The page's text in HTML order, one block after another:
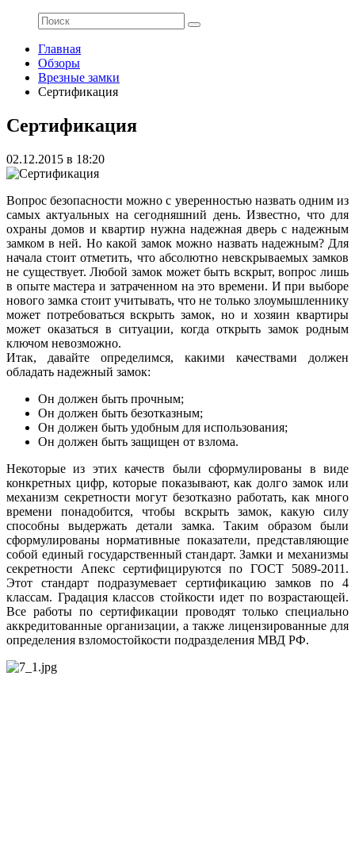
Главная
Обзоры
Врезные замки
Сертификация
Сертификация
02.12.2015 в 18:20
Вопрос безопасности можно с уверенностью назвать одним из
самых актуальных на сегодняшний день. Известно, что для
охраны домов и квартир нужна надежная дверь с надежным
замком в ней. Но какой замок можно назвать надежным? Для
начала стоит отметить, что абсолютно невскрываемых замков
не существует. Любой замок может быть вскрыт, вопрос лишь
в опыте мастера и затраченном на это времени. И при выборе
нового замка стоит учитывать, что не только злоумышленнику
может потребоваться вскрыть замок, но и хозяин квартиры
может оказаться в ситуации, когда открыть замок родным
ключом невозможно.
Итак, давайте определимся, какими качествами должен
обладать надежный замок:
Он должен быть прочным;
Он должен быть безотказным;
Он должен быть удобным для использования;
Он должен быть защищен от взлома.
Некоторые из этих качеств были сформулированы в виде
конкретных цифр, которые показывают, как долго замок или
механизм секретности могут безотказно работать, как много
времени понадобится, чтобы вскрыть замок, какую силу
способны выдержать детали замка. Таким образом были
сформулированы нормативные показатели, представляющие
собой единый государственный стандарт. Замки и механизмы
секретности Апекс сертифицируются по ГОСТ 5089-2011.
Этот стандарт подразумевает сертификацию замков по 4
классам. Градация классов стойкости идет по возрастающей.
Все работы по сертификации проводят только специально
аккредитованные организации, а также лицензированные для
определения взломостойкости подразделения МВД РФ.